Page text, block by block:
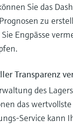
Sie das
zu
Engpässe
Transparenz
des
das
Service kann